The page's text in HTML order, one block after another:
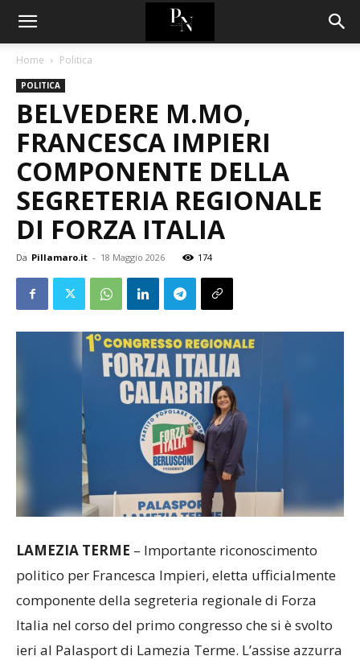
Home Politica
POLITICA
BELVEDERE M.MO,
FRANCESCA IMPIERI
COMPONENTE DELLA
SEGRETERIA REGIONALE
DI FORZA ITALIA
Da Pillamaro.it - 18 Maggio 2026 174
LAMEZIA TERME – Importante riconoscimento
politico per Francesca Impieri, eletta ufficialmente
componente della segreteria regionale di Forza
Italia nel corso del primo congresso che si è svolto
ieri al Palasport di Lamezia Terme. L’assise azzurra